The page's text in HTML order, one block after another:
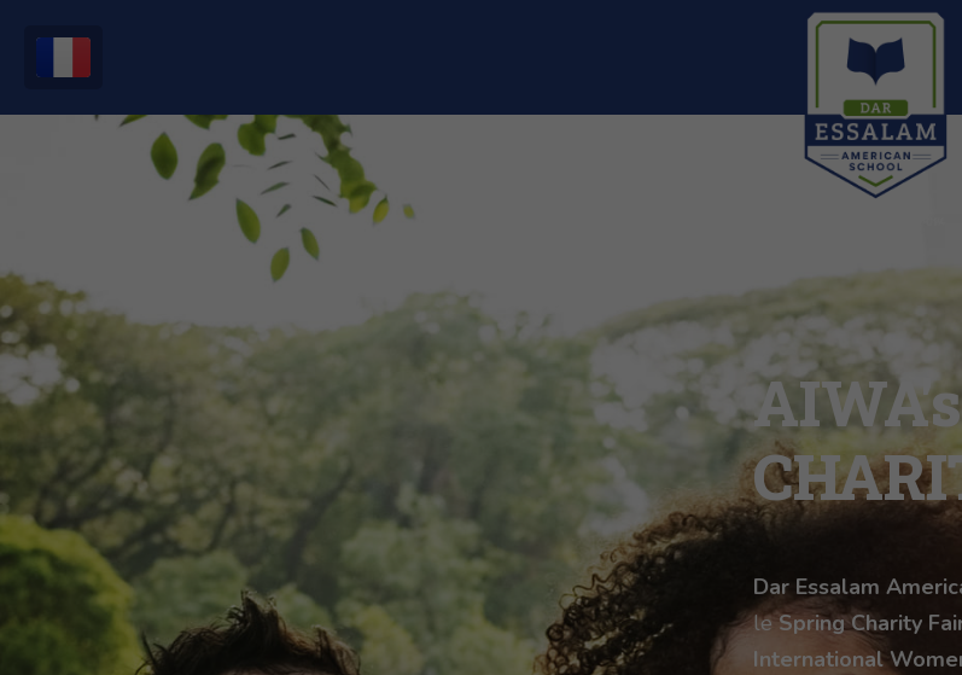
Dar Essalam
le Spring Charity
International